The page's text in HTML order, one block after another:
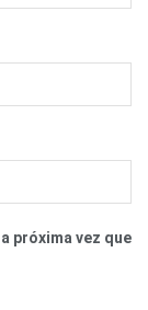
próxima vez que